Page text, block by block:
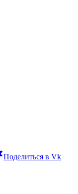
Поделиться в Vk